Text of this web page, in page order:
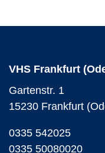
VHS Frankfurt
Gartenstr. 1
15230 Frankfurt
0335 542025
0335 50080020